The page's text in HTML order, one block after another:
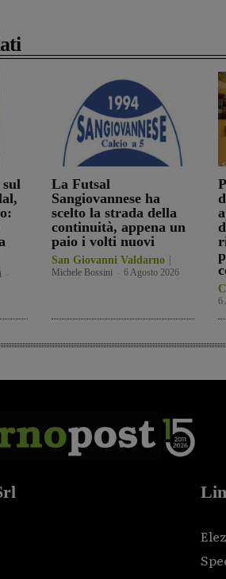
sul
La Futsal
Sangiovannese ha
scelto la strada della
continuità, appena un
paio i volti nuovi
San Giovanni Valdarno
Michele Bossini 6 Agosto 2026
6